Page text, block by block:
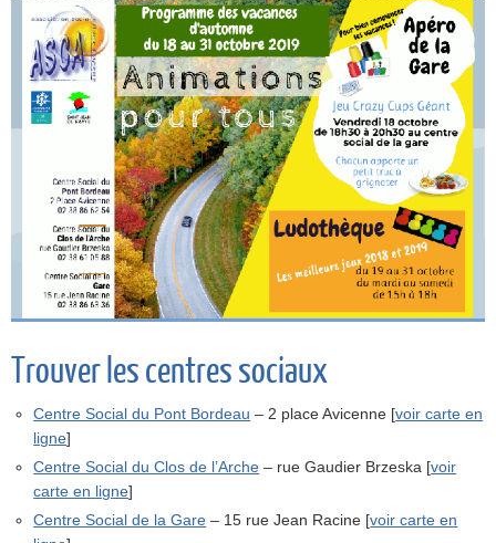
Trouver les centres sociaux
Centre Social du Pont Bordeau – 2 place Avicenne [voir carte en
ligne]
Centre Social du Clos de l’Arche – rue Gaudier Brzeska [voir
carte en ligne]
Centre Social de la Gare – 15 rue Jean Racine [voir carte en